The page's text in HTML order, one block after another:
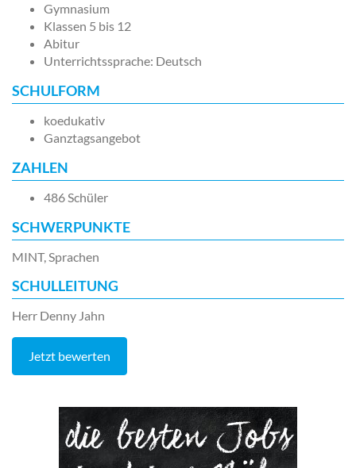
Gymnasium
Klassen 5 bis 12
Abitur
Unterrichtssprache: Deutsch
SCHULFORM
koedukativ
Ganztagsangebot
ZAHLEN
486 Schüler
SCHWERPUNKTE
MINT, Sprachen
SCHULLEITUNG
Herr Denny Jahn
Jetzt bewerten